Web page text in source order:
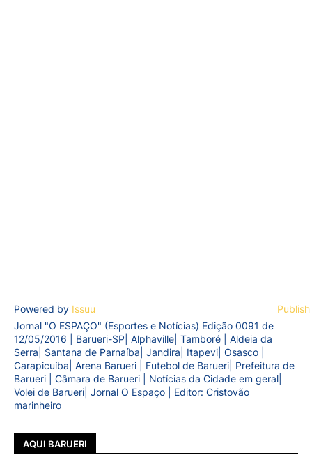
Powered by Issuu
Jornal "O ESPAÇO" (Esportes e Notícias) Edição 0091 de
12/05/2016 | Barueri-SP| Alphaville| Tamboré | Aldeia da
Serra| Santana de Parnaíba| Jandira| Itapevi| Osasco |
Carapicuíba| Arena Barueri | Futebol de Barueri| Prefeitura de
Barueri | Câmara de Barueri | Notícias da Cidade em geral|
Volei de Barueri| Jornal O Espaço | Editor: Cristovão
marinheiro
AQUI BARUERI